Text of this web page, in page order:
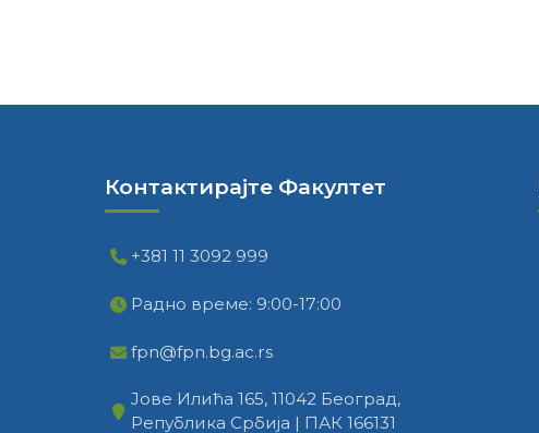
Контактирајте Факултет
+381 11 3092 999
Радно време: 9:00-17:00
fpn@fpn.bg.ac.rs
Јове Илића 165, 11042 Београд,
Република Србија | ПАК 166131